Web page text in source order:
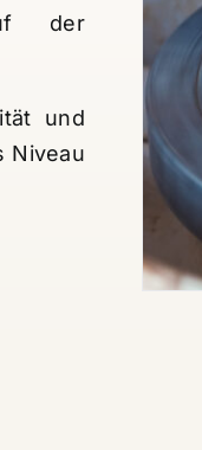
der
und
Niveau